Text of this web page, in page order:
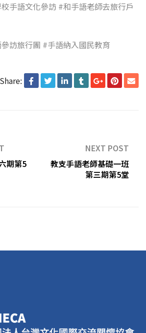
手語文化參訪 #和手語老師去旅行戶
訪旅行團 #手語納入國民教育
Share:
期第5
NEXT POST
教支手語老師基礎一班
第三期第5堂